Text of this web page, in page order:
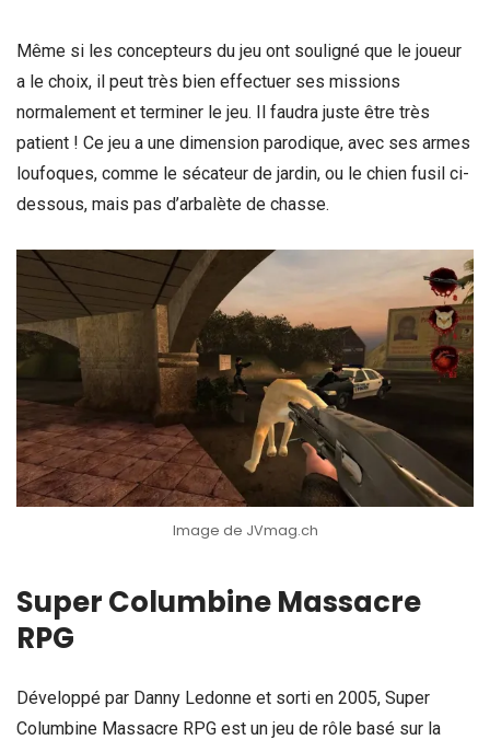
Même si les concepteurs du jeu ont souligné que le joueur
a le choix, il peut très bien effectuer ses missions
normalement et terminer le jeu. Il faudra juste être très
patient ! Ce jeu a une dimension parodique, avec ses armes
loufoques, comme le sécateur de jardin, ou le chien fusil ci-
dessous, mais pas d’arbalète de chasse.
Image de JVmag.ch
Super Columbine Massacre
RPG
Développé par Danny Ledonne et sorti en 2005, Super
Columbine Massacre RPG est un jeu de rôle basé sur la